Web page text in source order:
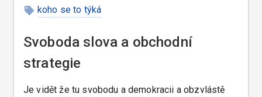
koho se to týká
Svoboda slova a obchodní
strategie
Je vidět že tu svobodu a demokracii a obzvlástě